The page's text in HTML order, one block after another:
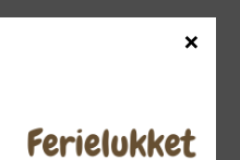
×